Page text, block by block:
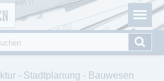
- Das unabhängige Portal für
& eBooks
- Stadtplanung - Bauwesen